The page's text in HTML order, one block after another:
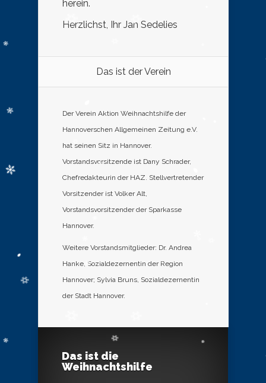
herein.
Herzlichst, Ihr Jan Sedelies
Das ist der Verein
Der Verein Aktion Weihnachtshilfe der
Hannoverschen Allgemeinen Zeitung e.V.
hat seinen Sitz in Hannover.
Vorstandsvorsitzende ist Dany Schrader,
Chefredakteurin der HAZ. Stellvertretender
Vorsitzender ist Volker Alt,
Vorstandsvorsitzender der Sparkasse
Hannover.
Weitere Vorstandsmitglieder: Dr. Andrea
Hanke, Sozialdezernentin der Region
Hannover; Sylvia Bruns, Sozialdezernentin
der Stadt Hannover.
Das ist die
Weihnachtshilfe